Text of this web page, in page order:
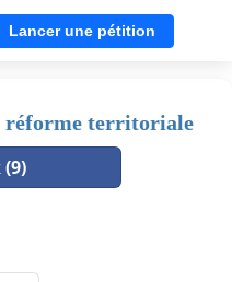
Lancer une pétition
réforme territoriale